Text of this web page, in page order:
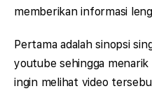
memberikan informasi
Pertama adalah sinopsi
youtube sehingga
ingin melihat video